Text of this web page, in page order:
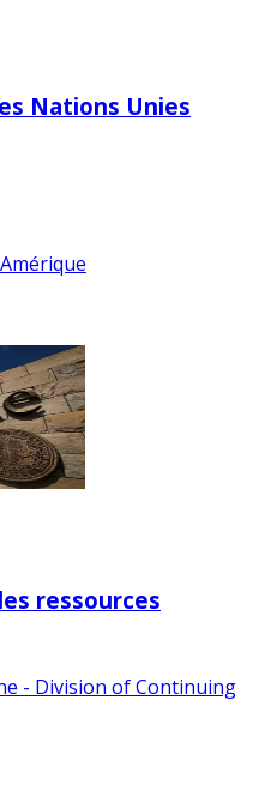
Nations Unies
ressources
- Division of Continuing